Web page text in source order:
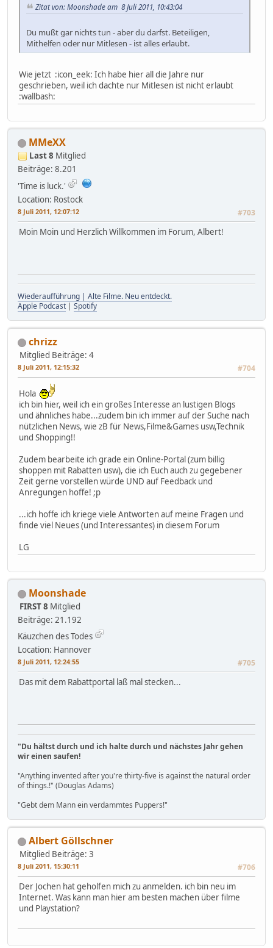
Zitat von: Moonshade am 8 Juli 2011, 10:43:04
Du mußt gar nichts tun - aber du darfst. Beteiligen,
Mithelfen oder nur Mitlesen - ist alles erlaubt.
Wie jetzt :icon_eek: Ich habe hier all die Jahre nur
geschrieben, weil ich dachte nur Mitlesen ist nicht erlaubt
:wallbash:
MMeXX
Last 8 Mitglied
Beiträge: 8.201
'Time is luck.'
Location: Rostock
8 Juli 2011, 12:07:12 #703
Moin Moin und Herzlich Willkommen im Forum, Albert!
Wiederaufführung | Alte Filme. Neu entdeckt.
Apple Podcast | Spotify
chrizz
Mitglied Beiträge: 4
8 Juli 2011, 12:15:32 #704
Hola
ich bin hier, weil ich ein großes Interesse an lustigen Blogs
und ähnliches habe...zudem bin ich immer auf der Suche nach
nützlichen News, wie zB für News,Filme&Games usw,Technik
und Shopping!!
Zudem bearbeite ich grade ein Online-Portal (zum billig
shoppen mit Rabatten usw), die ich Euch auch zu gegebener
Zeit gerne vorstellen würde UND auf Feedback und
Anregungen hoffe! ;p
...ich hoffe ich kriege viele Antworten auf meine Fragen und
finde viel Neues (und Interessantes) in diesem Forum
LG
Moonshade
FIRST 8 Mitglied
Beiträge: 21.192
Käuzchen des Todes
Location: Hannover
8 Juli 2011, 12:24:55 #705
Das mit dem Rabattportal laß mal stecken...
"Du hältst durch und ich halte durch und nächstes Jahr gehen
wir einen saufen!
"Anything invented after you're thirty-five is against the natural order
of things.!" (Douglas Adams)
"Gebt dem Mann ein verdammtes Puppers!"
Albert Göllschner
Mitglied Beiträge: 3
8 Juli 2011, 15:30:11 #706
Der Jochen hat geholfen mich zu anmelden. ich bin neu im
Internet. Was kann man hier am besten machen über filme
und Playstation?